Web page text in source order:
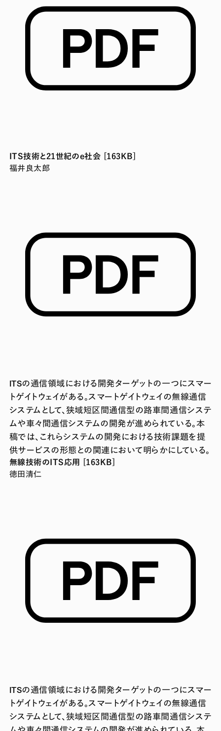
ITS技術と21世紀のe社会 [163KB]
福井良太郎
ITSの通信領域における開発ターゲットの一つにスマー
トゲイトウェイがある。スマートゲイトウェイの無線通信
システムとして、狭域短区間通信型の路車間通信システ
ムや車々間通信システムの開発が進められている。本
稿では、これらシステムの開発における技術課題を提
供サービスの形態との関連において明らかにしている。
無線技術のITS応用 [163KB]
徳田清仁
ITSの通信領域における開発ターゲットの一つにスマー
トゲイトウェイがある。スマートゲイトウェイの無線通信
システムとして、狭域短区間通信型の路車間通信システ